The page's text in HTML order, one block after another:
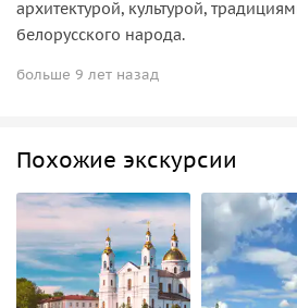
архитектурой, культурой,
белорусского народа.
больше 9 лет назад
Похожие экскурсии